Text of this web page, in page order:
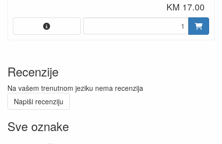
KM 17.00
Recenzije
Na vašem trenutnom jeziku nema recenzija
Napiši recenziju
Sve oznake